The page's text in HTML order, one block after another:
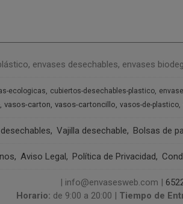
envases desechables, envases
ecologicas cubiertos-desechables-plastico
vasos-carton vasos-cartoncillo vasos-de-plastico
Vajilla desechable Bolsas de
Aviso Legal Política de Privacidad
| info@envasesweb.com |
Horario: de 9:00 a 20:00 | Tiempo de